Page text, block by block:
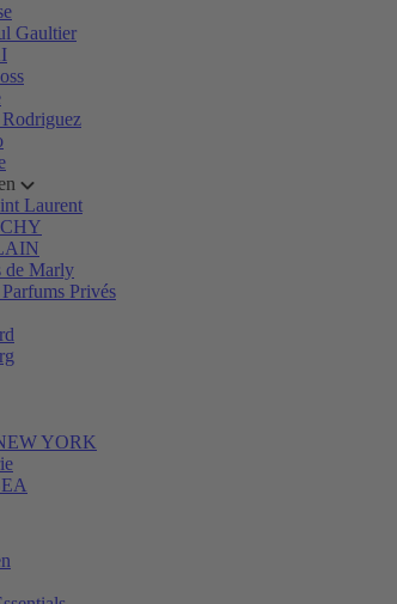
Gaultier
Laurent
de Marly
Privés
YORK